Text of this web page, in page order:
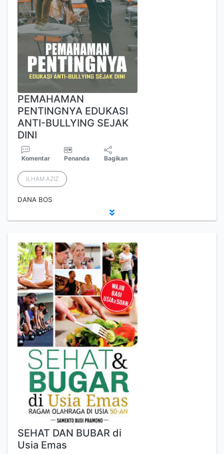
PEMAHAMAN
PENTINGNYA EDUKASI
ANTI-BULLYING SEJAK
DINI
Komentar Penanda Bagikan
ILHAM AZIZ
DANA BOS
SEHAT DAN BUBAR di
Usia Emas